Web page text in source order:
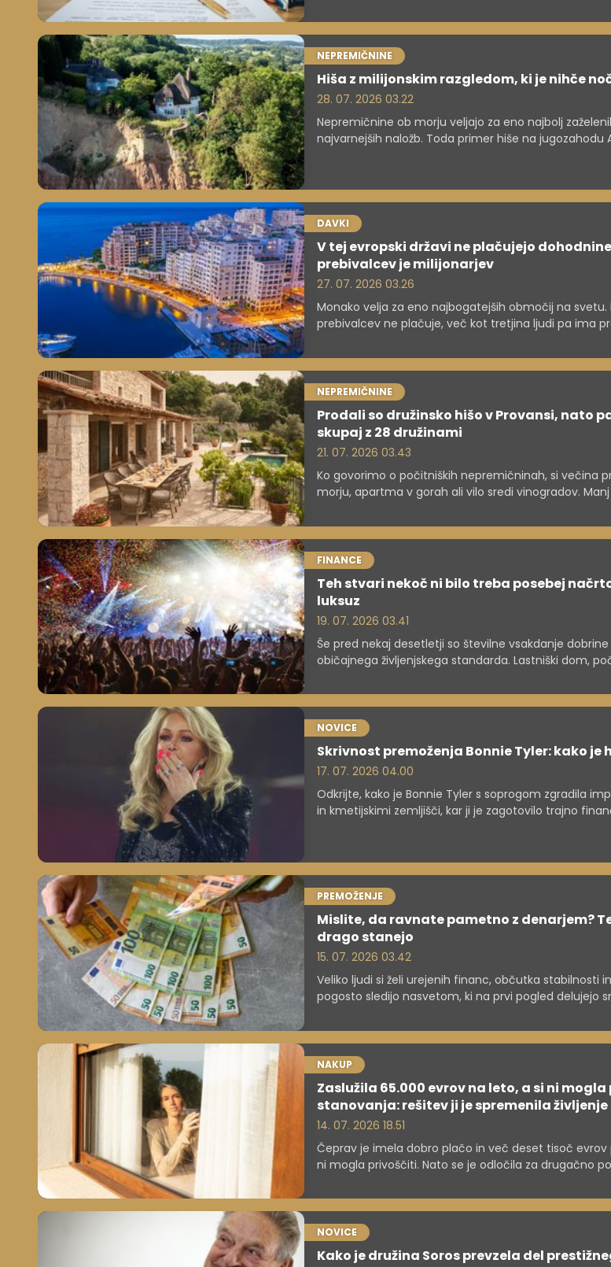
NEPREMIČNINE
Hiša z milijonskim razgledom, ki je nihče
28. 07. 2026 03.22
Nepremičnine ob morju veljajo za eno najbolj
najvarnejših naložb. Toda primer hiše na jugozahodu
DAVKI
V tej evropski državi ne plačujejo
prebivalcev je milijonarjev
27. 07. 2026 03.26
Monako velja za eno najbogatejših območij na
prebivalcev ne plačuje, več kot tretjina ljudi pa ima
NEPREMIČNINE
Prodali so družinsko hišo v Provansi, nato
skupaj z 28 družinami
21. 07. 2026 03.43
Ko govorimo o počitniških nepremičninah, si večina
morju, apartma v gorah ali vilo sredi vinogradov.
FINANCE
Teh stvari nekoč ni bilo treba posebej
luksuz
19. 07. 2026 03.41
Še pred nekaj desetletji so številne vsakdanje
običajnega življenjskega standarda. Lastniški dom,
dohodkom. Danes je slika precej drugačna.
NOVICE
Skrivnost premoženja Bonnie Tyler: kako je
17. 07. 2026 04.00
Odkrijte, kako je Bonnie Tyler s soprogom zgradila
in kmetijskimi zemljišči, kar ji je zagotovilo trajno
PREMOŽENJE
Mislite, da ravnate pametno z denarjem?
drago stanejo
15. 07. 2026 03.42
Veliko ljudi si želi urejenih financ, občutka stabilnosti
pogosto sledijo nasvetom, ki na prvi pogled delujejo
ki jih družba praviloma spodbuja. A prav te odločitve
okoliščinah postanejo ovira, ki posameznika
v slabši finančni položaj.
NAKUP
Zaslužila 65.000 evrov na leto, a si ni
stanovanja: rešitev ji je spremenila življenje
14. 07. 2026 18.51
Čeprav je imela dobro plačo in več deset tisoč evrov
ni mogla privoščiti. Nato se je odločila za drugačno
NOVICE
Kako je družina Soros prevzela del